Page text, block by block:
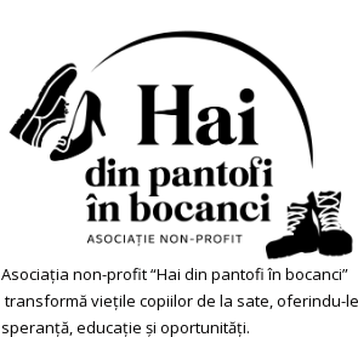
Asociația non-profit “Hai din pantofi în bocanci”
transformă viețile copiilor de la sate, oferindu-le
speranță, educație și oportunități.